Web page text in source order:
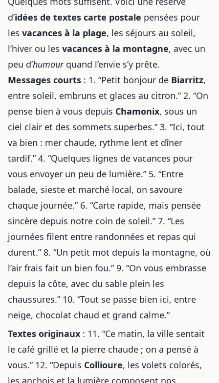
d’idées de textes carte postale pensées pour
les vacances à la plage, les séjours au soleil,
l’hiver ou les vacances à la montagne, avec un
peu d’humourquand l’envie s’y prête.
Messages courts : 1. “Petit bonjour de Biarritz,
entre soleil, embruns et glaces au citron.” 2. “On
pense bien à vous depuis Chamonix, sous un
ciel clair et des sommets superbes.” 3. “Ici, tout
va bien : mer chaude, rythme lent et dîner
tardif.” 4. “Quelques lignes de vacances pour
vous envoyer un peu de lumière.” 5. “Entre
balade, sieste et marché local, on savoure
chaque journée.” 6. “Carte rapide, mais pensée
sincère depuis notre coin de soleil.” 7. “Les
journées filent entre randonnées et repas qui
durent.” 8. “Un petit mot depuis la montagne, où
l’air frais fait un bien fou.” 9. “On vous embrasse
depuis la côte, avec du sable plein les
chaussures.” 10. “Tout se passe bien ici, entre
neige, chocolat chaud et grand calme.”
Textes originaux : 11. “Ce matin, la ville sentait
le café grillé et la pierre chaude ; on a pensé à
vous.” 12. “Depuis Collioure, les volets colorés,
les anchois et la lumière composent nos